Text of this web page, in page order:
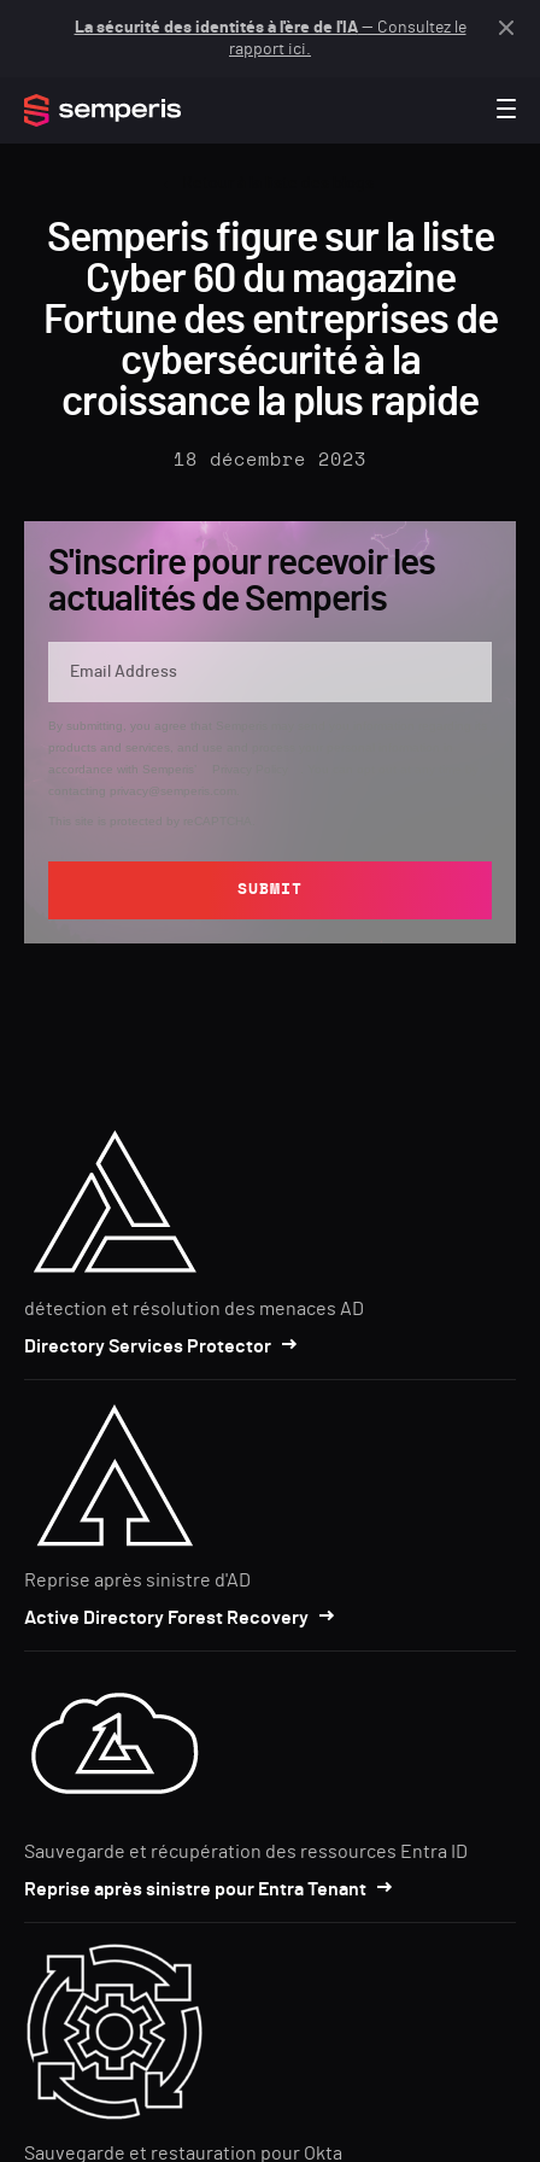
La sécurité des identités à l'ère de l'IA— Consultez le
rapport ici.
Semperis figure sur la liste
Cyber 60 du magazine
Fortune des entreprises de
cybersécurité à la
croissance la plus rapide
18 décembre 2023
S'inscrire pour recevoir les
actualités de Semperis
By submitting, you agree that Semperis may send you information regarding its
products and services, and use and process your personal information in
accordance with Semperis’
contacting privacy@semperis.com.
This site is protected by reCAPTCHA.
SUBMIT
détection et résolution des menaces AD
Directory Services Protector
Reprise après sinistre d'AD
Active Directory Forest Recovery
Sauvegarde et récupération des ressources Entra ID
Reprise après sinistre pour Entra Tenant
Sauvegarde et restauration pour Okta